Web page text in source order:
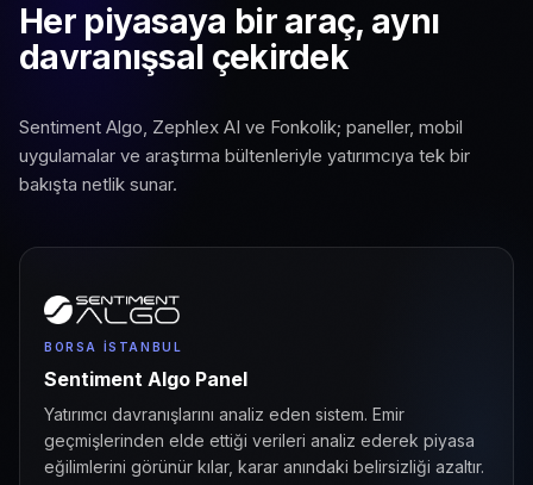
Her piyasaya bir araç, aynı
davranışsal çekirdek
Sentiment Algo, Zephlex AI ve Fonkolik; paneller, mobil
uygulamalar ve araştırma bültenleriyle yatırımcıya tek bir
bakışta netlik sunar.
BORSA İSTANBUL
Sentiment Algo Panel
Yatırımcı davranışlarını analiz eden sistem. Emir
geçmişlerinden elde ettiği verileri analiz ederek piyasa
eğilimlerini görünür kılar, karar anındaki belirsizliği azaltır.